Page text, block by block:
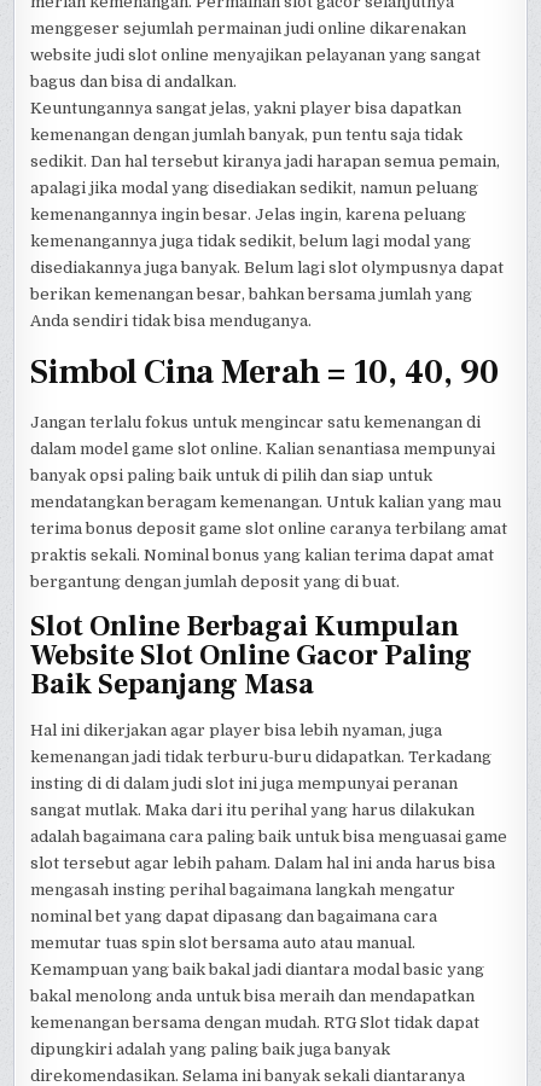
menggeser sejumlah permainan judi online dikarenakan
website judi slot online menyajikan pelayanan yang sangat
bagus dan bisa di andalkan.
Keuntungannya sangat jelas, yakni player bisa dapatkan
kemenangan dengan jumlah banyak, pun tentu saja tidak
sedikit. Dan hal tersebut kiranya jadi harapan semua pemain,
apalagi jika modal yang disediakan sedikit, namun peluang
kemenangannya ingin besar. Jelas ingin, karena peluang
kemenangannya juga tidak sedikit, belum lagi modal yang
disediakannya juga banyak. Belum lagi slot olympusnya dapat
berikan kemenangan besar, bahkan bersama jumlah yang
Anda sendiri tidak bisa menduganya.
Simbol Cina Merah = 10, 40, 90
Jangan terlalu fokus untuk mengincar satu kemenangan di
dalam model game slot online. Kalian senantiasa mempunyai
banyak opsi paling baik untuk di pilih dan siap untuk
mendatangkan beragam kemenangan. Untuk kalian yang mau
terima bonus deposit game slot online caranya terbilang amat
praktis sekali. Nominal bonus yang kalian terima dapat amat
bergantung dengan jumlah deposit yang di buat.
Slot Online Berbagai Kumpulan
Website Slot Online Gacor Paling
Baik Sepanjang Masa
Hal ini dikerjakan agar player bisa lebih nyaman, juga
kemenangan jadi tidak terburu-buru didapatkan. Terkadang
insting di di dalam judi slot ini juga mempunyai peranan
sangat mutlak. Maka dari itu perihal yang harus dilakukan
adalah bagaimana cara paling baik untuk bisa menguasai game
slot tersebut agar lebih paham. Dalam hal ini anda harus bisa
mengasah insting perihal bagaimana langkah mengatur
nominal bet yang dapat dipasang dan bagaimana cara
memutar tuas spin slot bersama auto atau manual.
Kemampuan yang baik bakal jadi diantara modal basic yang
bakal menolong anda untuk bisa meraih dan mendapatkan
kemenangan bersama dengan mudah. RTG Slot tidak dapat
dipungkiri adalah yang paling baik juga banyak
direkomendasikan. Selama ini banyak sekali diantaranya